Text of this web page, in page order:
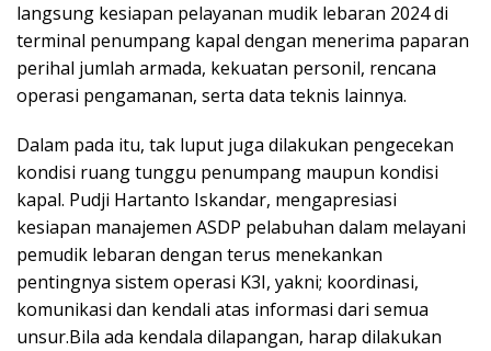
langsung kesiapan pelayanan mudik lebaran 2024 di
terminal penumpang kapal dengan menerima paparan
perihal jumlah armada, kekuatan personil, rencana
operasi pengamanan, serta data teknis lainnya.
Dalam pada itu, tak luput juga dilakukan pengecekan
kondisi ruang tunggu penumpang maupun kondisi
kapal. Pudji Hartanto Iskandar, mengapresiasi
kesiapan manajemen ASDP pelabuhan dalam melayani
pemudik lebaran dengan terus menekankan
pentingnya sistem operasi K3I, yakni; koordinasi,
komunikasi dan kendali atas informasi dari semua
unsur.Bila ada kendala dilapangan, harap dilakukan